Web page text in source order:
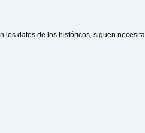
datos de los históricos, siguen